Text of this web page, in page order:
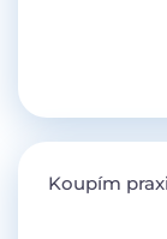
Koupím